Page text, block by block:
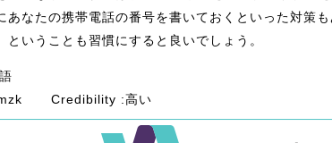
あなたの携帯電話の番号を書いておくといった対策
ということも習慣にすると良いでしょう。
Credibility 高い